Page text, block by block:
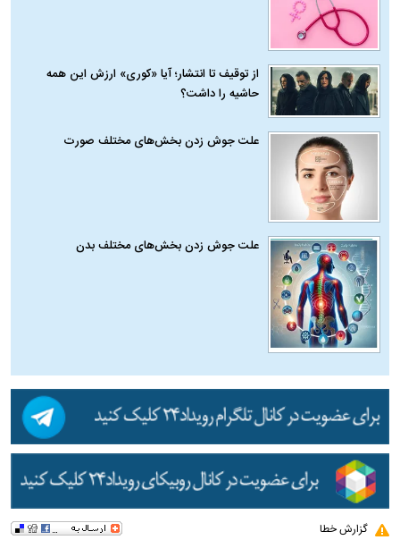
از توقیف تا انتشار؛ آیا «کوری» ارزش این همه
حاشیه را داشت؟
علت جوش زدن بخش‌های مختلف صورت
علت جوش زدن بخش‌های مختلف بدن
گزارش خطا